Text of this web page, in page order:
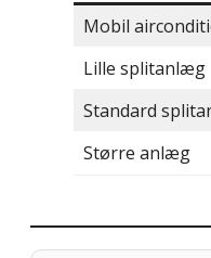
Mobil
Lille splitanlæg
Standard
Større anlæg